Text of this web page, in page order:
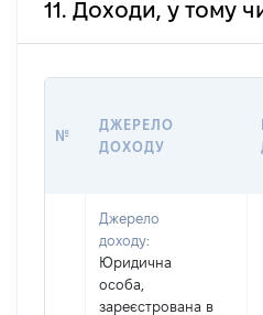
11. Доходи, у тому
№
ДЖЕРЕЛО
ДОХОДУ
Джерело
доходу:
Юридична
особа,
зареєстрована в